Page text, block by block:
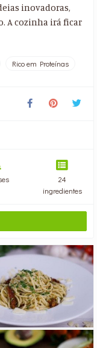
inovadoras,
A cozinha irá ficar
Rico em Proteínas
24
ingredientes